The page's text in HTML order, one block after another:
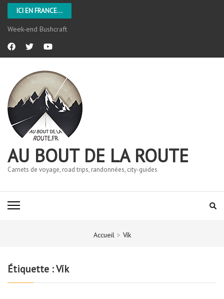
ICI EN FRANCE...
Week-end Bushcraft
AU BOUT DE LA ROUTE
Carnets de voyage, road trips, randonnées, city-guides
Accueil > Vík
Étiquette :Vík